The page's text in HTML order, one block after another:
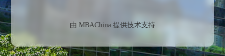
由 MBAChina 提供技术支持